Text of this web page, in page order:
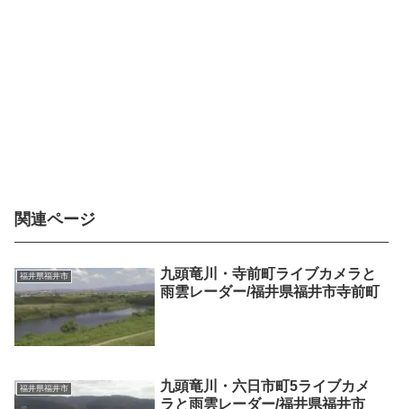
関連ページ
福井県福井市
九頭竜川・寺前町ライブカメラと
雨雲レーダー/福井県福井市寺前町
福井県福井市
九頭竜川・六日市町5ライブカメ
ラと雨雲レーダー/福井県福井市